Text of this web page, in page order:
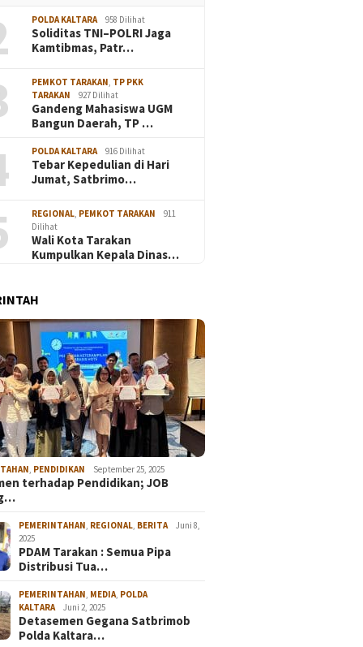
POLDA KALTARA 958 Dilihat
Soliditas TNI–POLRI Jaga
Kamtibmas, Patr…
PEMKOT TARAKAN TP PKK
TARAKAN
927 Dilihat
Gandeng Mahasiswa UGM
Bangun Daerah, TP …
POLDA KALTARA 916 Dilihat
Tebar Kepedulian di Hari
Jumat, Satbrimo…
REGIONAL PEMKOT TARAKAN
911
Dilihat
Wali Kota Tarakan
Kumpulkan Kepala Dinas…
PENDIDIKAN September 25, 2025
terhadap Pendidikan; JOB
PEMERINTAHAN REGIONAL BERITA
Juni 8,
2025
PDAM Tarakan : Semua Pipa
Distribusi Tua…
PEMERINTAHAN MEDIA POLDA
KALTARA
Juni 2, 2025
Detasemen Gegana Satbrimob
Polda Kaltara…